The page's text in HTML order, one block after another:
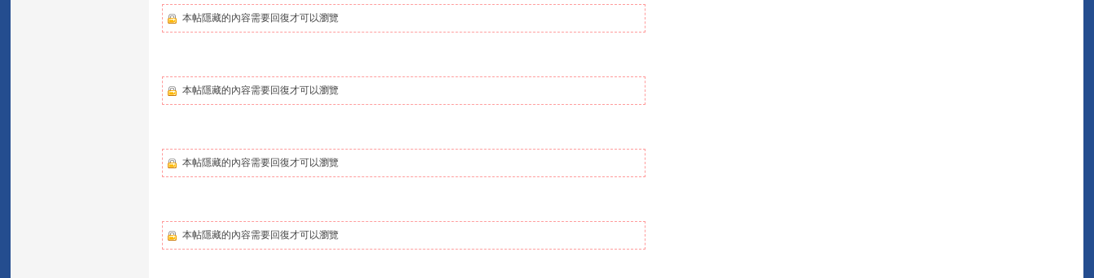
本帖隱藏的內容需要回復才可以瀏覽
本帖隱藏的內容需要回復才可以瀏覽
本帖隱藏的內容需要回復才可以瀏覽
本帖隱藏的內容需要回復才可以瀏覽